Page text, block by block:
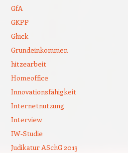
GfA
GKPP
Glück
Grundeinkommen
hitzearbeit
Homeoffice
Innovationsfähigkeit
Internetnutzung
Interview
IW-Studie
Judikatur ASchG 2013